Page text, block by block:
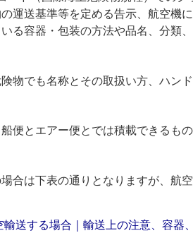
運送基準等を定める告示、航空機
る容器・包装の方法や品名、分類
物でも名称とその取扱い方、ハン
便とエアー便とでは積載できるも
合は下表の通りとなりますが、航
輸送する場合｜輸送上の注意、容器